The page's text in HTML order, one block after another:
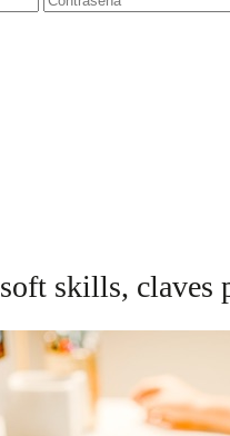
skills, claves